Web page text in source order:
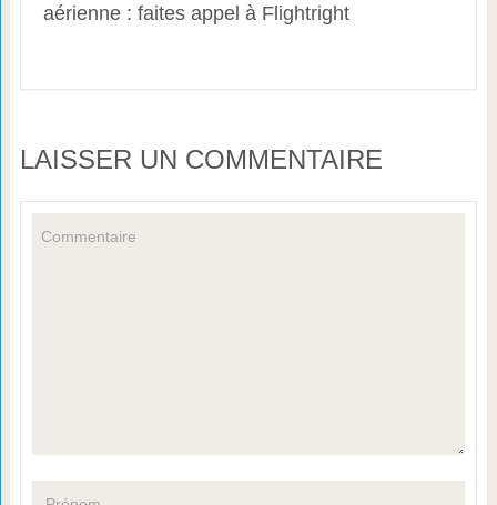
aérienne : faites appel à Flightright
LAISSER UN COMMENTAIRE